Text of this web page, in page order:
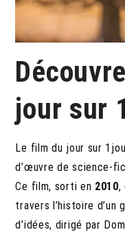
jour sur
Le film du jour sur
d’œuvre de science-
Ce film, sorti en 2010,
travers l’histoire d’un
d’idées, dirigé par